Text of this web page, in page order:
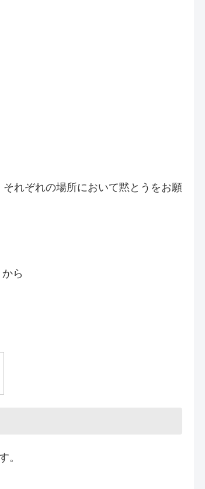
れぞれの場所において黙とうをお願
ら
。